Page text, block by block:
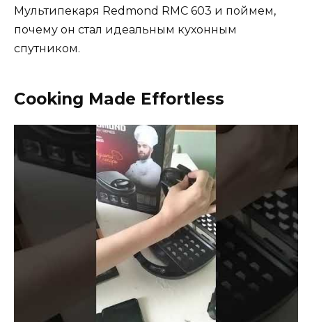
Мультипекаря Redmond RMC 603 и поймем,
почему он стал идеальным кухонным
спутником.
Cooking Made Effortless